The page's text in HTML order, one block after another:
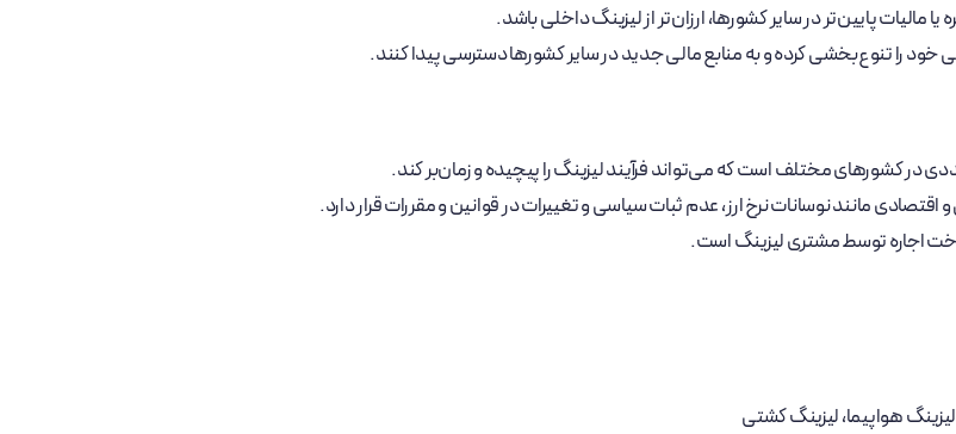
پایین‌تر در سایر کشورها، ارزان‌تر از لیزینگ داخلی باشد.
را تنوع‌بخشی کرده و به منابع مالی جدید در سایر کشورها دسترسی پیدا کنند.
در کشورهای مختلف است که می‌تواند فرآیند لیزینگ را پیچیده و زمان‌بر کند.
مانند نوسانات نرخ ارز، عدم ثبات سیاسی و تغییرات در قوانین و مقررات قرار دارد.
اجاره توسط مشتری لیزینگ است.
هواپیما، لیزینگ کشتی